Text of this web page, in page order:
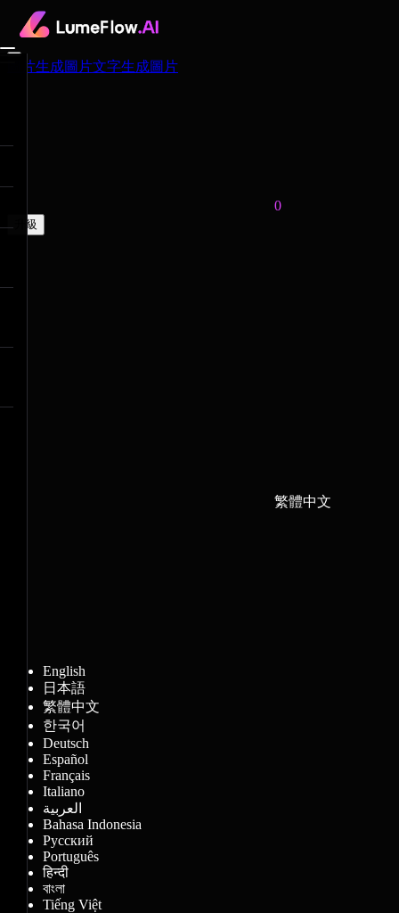
圖片生成圖片文字生成圖片
0
升級
繁體中文
English
日本語
繁體中文
한국어
Deutsch
Español
Français
Italiano
العربية
Bahasa Indonesia
Русский
Português
हिन्दी
বাংলা
Tiếng Việt